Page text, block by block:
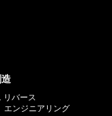
リバース
エンジニアリング